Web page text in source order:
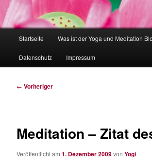
Startseite Was ist der Yoga und Meditation
Datenschutz Impressum
Beitragsnavigation
← Vorheriger
Meditation – Zitat
Veröffentlicht am1. Dezember 2009vonYogi